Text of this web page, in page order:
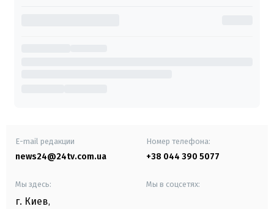
E-mail редакции
news24@24tv.com.ua
Номер телефона:
+38 044 390 5077
Мы здесь:
г. Киев,
Мы в соцсетях: